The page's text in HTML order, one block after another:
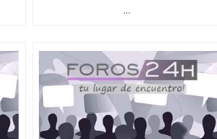
、毕业证文凭、文凭毕业证、毕业证
学生认证、学历认证、文凭认证学位
学历、澳洲文凭学历、加拿大文凭学
学毕业证（San Jose State
塞州立大学毕业证（San Jose State
塞州立大学成绩单（ San Jose State
...